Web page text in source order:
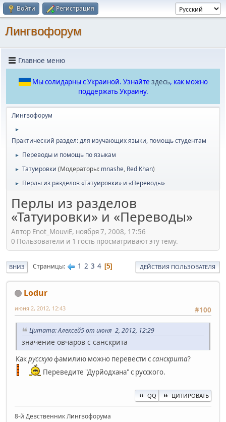
Войти Регистрация
Лингвофорум
Главное меню
Мы солидарны с Украиной. Узнайте здесь, как можно
поддержать Украину.
Лингвофорум
►
Практический раздел: для изучающих языки, помощь студентам
► Переводы и помощь по языкам
► Татуировки (Модераторы: mnashe, Red Khan)
► Перлы из разделов «Татуировки» и «Переводы»
Перлы из разделов
«Татуировки» и «Переводы»
Автор Enot_MouviE, ноября 7, 2008, 17:56
0 Пользователи и 1 гость просматривают эту тему.
ВНИЗ Страницы 1 2 3 4 5 ДЕЙСТВИЯ ПОЛЬЗОВАТЕЛЯ
Lodur
#100
июня 2, 2012, 12:43
Цитата: Алексей5 от июня 2, 2012, 12:29
значение овчаров с санскрита
Какрусскуюфамилию можно перевести ссанскрита?
Переведите "Дурйодхана" с русского.
QQ ЦИТИРОВАТЬ
8-й Девственник Лингвофорума